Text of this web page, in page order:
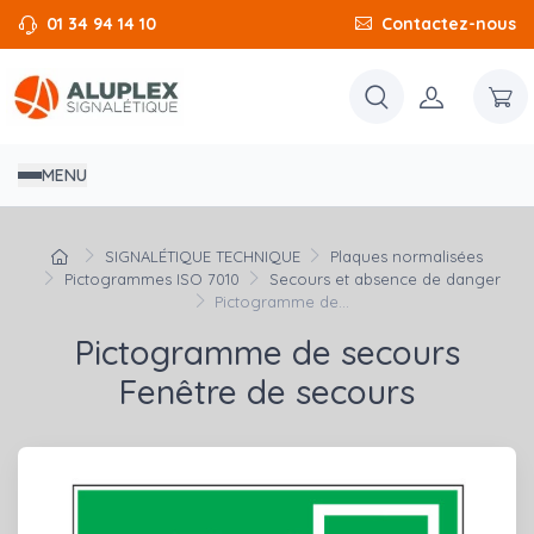
01 34 94 14 10 Contactez-nous
MENU
SIGNALÉTIQUE TECHNIQUE
Plaques normalisées
Pictogrammes ISO 7010
Secours et absence de danger
Pictogramme de...
Pictogramme de secours
Fenêtre de secours